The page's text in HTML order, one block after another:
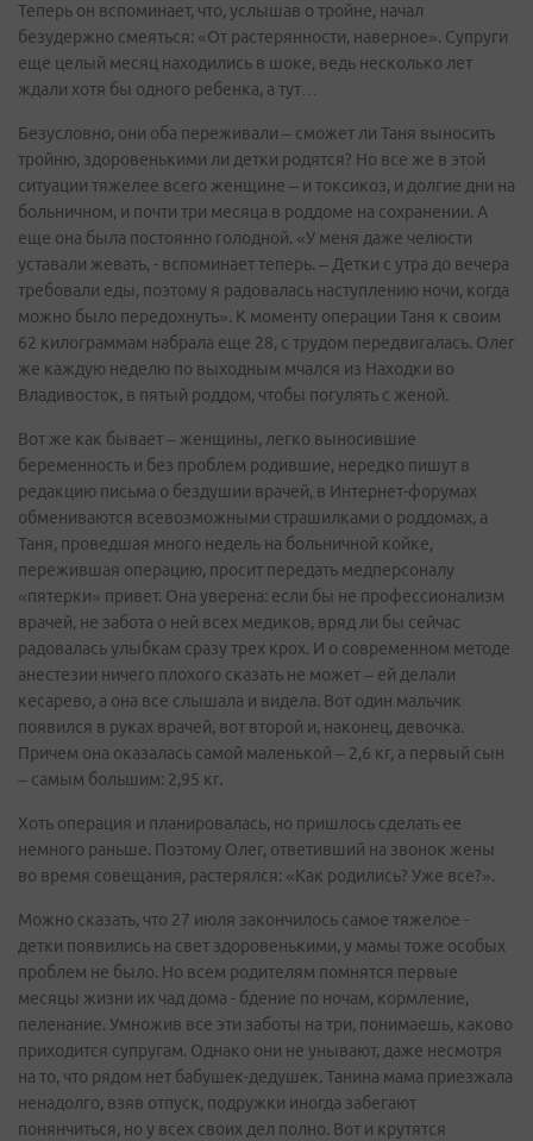
Теперь он вспоминает, что, услышав о тройне, начал
безудержно смеяться: «От растерянности, наверное». Супруги
еще целый месяц находились в шоке, ведь несколько лет
ждали хотя бы одного ребенка, а тут…
Безусловно, они оба переживали – сможет ли Таня выносить
тройню, здоровенькими ли детки родятся? Но все же в этой
ситуации тяжелее всего женщине – и токсикоз, и долгие дни на
больничном, и почти три месяца в роддоме на сохранении. А
еще она была постоянно голодной. «У меня даже челюсти
уставали жевать, - вспоминает теперь. – Детки с утра до вечера
требовали еды, поэтому я радовалась наступлению ночи, когда
можно было передохнуть». К моменту операции Таня к своим
62 килограммам набрала еще 28, с трудом передвигалась. Олег
же каждую неделю по выходным мчался из Находки во
Владивосток, в пятый роддом, чтобы погулять с женой.
Вот же как бывает – женщины, легко выносившие
беременность и без проблем родившие, нередко пишут в
редакцию письма о бездушии врачей, в Интернет-форумах
обмениваются всевозможными страшилками о роддомах, а
Таня, проведшая много недель на больничной койке,
пережившая операцию, просит передать медперсоналу
«пятерки» привет. Она уверена: если бы не профессионализм
врачей, не забота о ней всех медиков, вряд ли бы сейчас
радовалась улыбкам сразу трех крох. И о современном методе
анестезии ничего плохого сказать не может – ей делали
кесарево, а она все слышала и видела. Вот один мальчик
появился в руках врачей, вот второй и, наконец, девочка.
Причем она оказалась самой маленькой – 2,6 кг, а первый сын
– самым большим: 2,95 кг.
Хоть операция и планировалась, но пришлось сделать ее
немного раньше. Поэтому Олег, ответивший на звонок жены
во время совещания, растерялся: «Как родились? Уже все?».
Можно сказать, что 27 июля закончилось самое тяжелое -
детки появились на свет здоровенькими, у мамы тоже особых
проблем не было. Но всем родителям помнятся первые
месяцы жизни их чад дома - бдение по ночам, кормление,
пеленание. Умножив все эти заботы на три, понимаешь, каково
приходится супругам. Однако они не унывают, даже несмотря
на то, что рядом нет бабушек-дедушек. Танина мама приезжала
ненадолго, взяв отпуск, подружки иногда забегают
понянчиться, но у всех своих дел полно. Вот и крутятся